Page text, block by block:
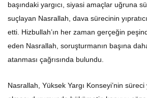
suçlayan Nasrallah, dava sürecinin
etti. Hizbullah’ın her zaman gerçeğin
eden Nasrallah, soruşturmanın başına
atanması çağrısında bulundu.
Nasrallah, Yüksek Yargı Konseyi’nin süreci
olması durumunda hükümetin konuyu